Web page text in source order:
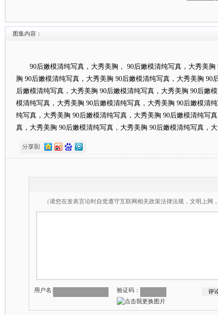
图集内容：
90后嫩模清纯写真，大秀美胸， 90后嫩模清纯写真，大秀美胸
胸 90后嫩模清纯写真，大秀美胸 90后嫩模清纯写真，大秀美胸 90
后嫩模清纯写真，大秀美胸 90后嫩模清纯写真，大秀美胸 90后嫩
模清纯写真，大秀美胸 90后嫩模清纯写真，大秀美胸 90后嫩模清
纯写真，大秀美胸 90后嫩模清纯写真，大秀美胸 90后嫩模清纯写
真，大秀美胸 90后嫩模清纯写真，大秀美胸 90后嫩模清纯写真，
（请您在发表言论时自觉遵守互联网相关政策法律法规，文明上网
用户名: 验证码：